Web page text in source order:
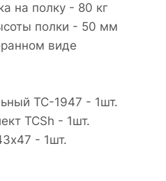
на полку - 80 кг
полки - 50 мм
виде
TC-1947 - 1шт.
TCSh - 1шт.
- 1шт.